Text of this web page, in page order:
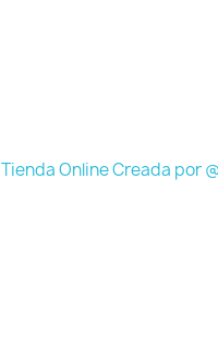
Tienda Online Creada por